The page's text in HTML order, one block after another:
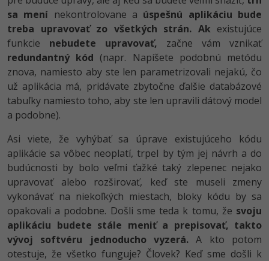
sa mení nekontrolovane a úspešnú aplikáciu bude
treba upravovať zo všetkých strán. Akexistujúce
funkcie nebudete upravovať, začne vám vznikať
redundantný kód (napr. Napíšete podobnú metódu
znova, namiesto aby ste len parametrizovali nejakú, čo
už aplikácia má, pridávate zbytočne ďalšie databázové
tabuľky namiesto toho, aby ste len upravili dátový model
a podobne).
Asi viete, že vyhýbať sa úprave existujúceho kódu
aplikácie sa vôbec neoplatí, trpel by tým jej návrh a do
budúcnosti by bolo veľmi ťažké taký zlepenec nejako
upravovať alebo rozširovať, keď ste museli zmeny
vykonávať na niekoľkých miestach, bloky kódu by sa
opakovali a podobne. Došli sme teda k tomu, že svoju
aplikáciu budete stále meniť a prepisovať, takto
vývoj softvéru jednoducho vyzerá. A kto potom
otestuje, že všetko funguje? Človek? Keď sme došli k